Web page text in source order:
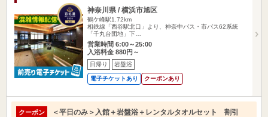
神奈川県 / 横浜市旭区
鶴ケ峰駅1.72km
相鉄線「西谷駅北口」より、神奈中バス・市バス62系統
「千丸台団地」下…
営業時間 6:00～25:00
入浴料金 880円～
日帰り 岩盤浴
電子チケットあり クーポンあり
クーポン
＜平日のみ＞入館＋岩盤浴＋レンタルタオルセット 割引